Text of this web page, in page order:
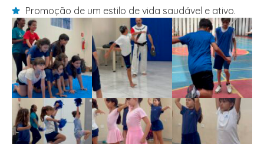
Promoção de um estilo de vida saudável e ativo.